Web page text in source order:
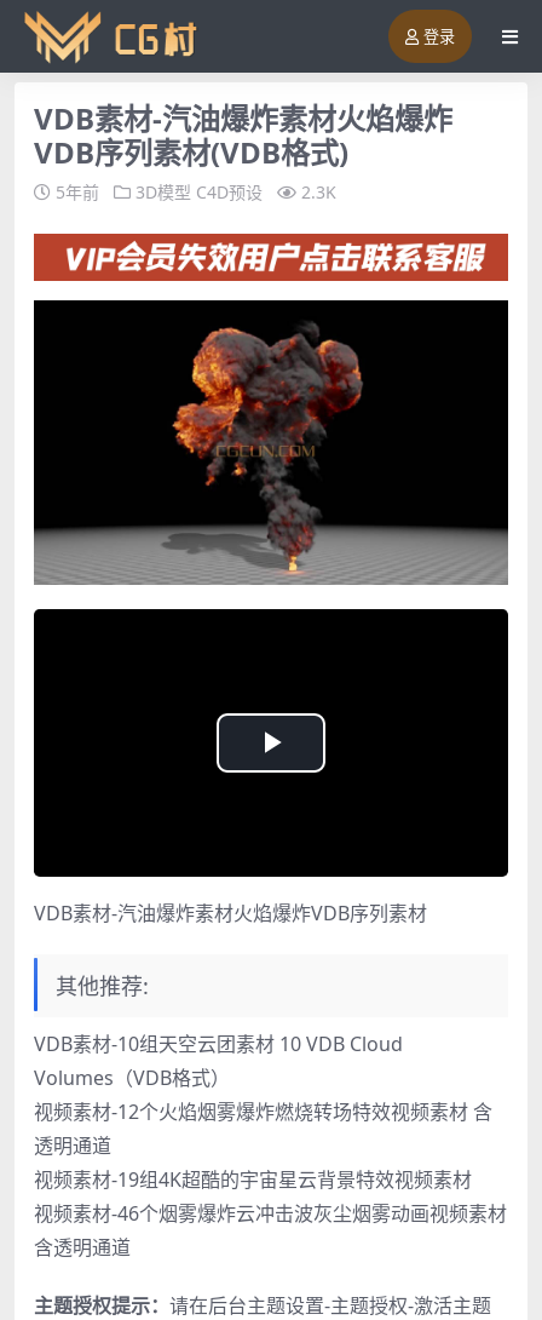
登录
VDB素材-汽油爆炸素材火焰爆炸
VDB序列素材(VDB格式)
5年前 3D模型 C4D预设 2.3K
Play
VDB素材-汽油爆炸素材火焰爆炸VDB序列素材
其他推荐:
VDB素材-10组天空云团素材 10 VDB Cloud
Volumes（VDB格式）
视频素材-12个火焰烟雾爆炸燃烧转场特效视频素材 含
透明通道
视频素材-19组4K超酷的宇宙星云背景特效视频素材
视频素材-46个烟雾爆炸云冲击波灰尘烟雾动画视频素材
含透明通道
主题授权提示： 请在后台主题设置-主题授权-激活主题